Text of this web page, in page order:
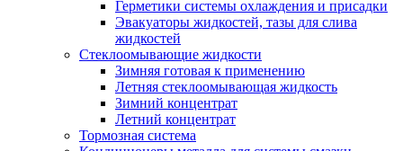
Герметики системы охлаждения и присадки
Эвакуаторы жидкостей, тазы для слива
жидкостей
Стеклоомывающие жидкости
Зимняя готовая к применению
Летняя стеклоомывающая жидкость
Зимний концентрат
Летний концентрат
Тормозная система